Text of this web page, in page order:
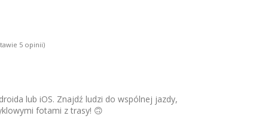
5opinii)
lub iOS. Znajdź ludzi do wspólnej jazdy,
fotami z trasy! 🙃